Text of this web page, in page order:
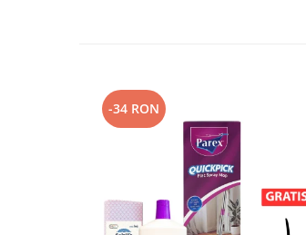
-34 RON